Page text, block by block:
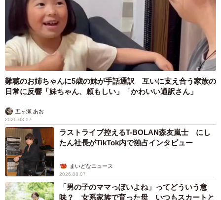
難聴のお姉ちゃんに5歳の妹が手話通訳 互いに支え合う家族の
日常に反響「妹ちゃん、頼もしい」「かわいい通訳さん」
五ヶ瀬 あお
2026.08.07
ラストライブ控えるT-BOLAN森友嵐士 にし
たん社長がTikTok内で独占インタビュー
まいどなニュース
2026.08.07
「男の子のママっぽいよね」ってどういう意
味？ 女系家族で育った母 いつもスカートと